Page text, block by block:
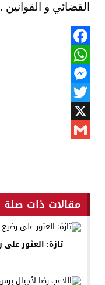
القضائي و القوانين .
Facebook
WhatsApp
Messenger
Twitter
X
مقالات ذات صلة